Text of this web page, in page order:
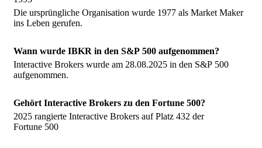
Die ursprüngliche Organisation wurde 1977 als Market Maker
ins Leben gerufen.
Wann wurde IBKR in den S&P 500 aufgenommen?
Interactive Brokers wurde am 28.08.2025 in den S&P 500
aufgenommen.
Gehört Interactive Brokers zu den Fortune 500?
2025 rangierte Interactive Brokers auf Platz 432 der
Fortune 500